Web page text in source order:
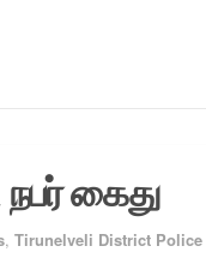
நபர் கைது
, Tirunelveli District Police